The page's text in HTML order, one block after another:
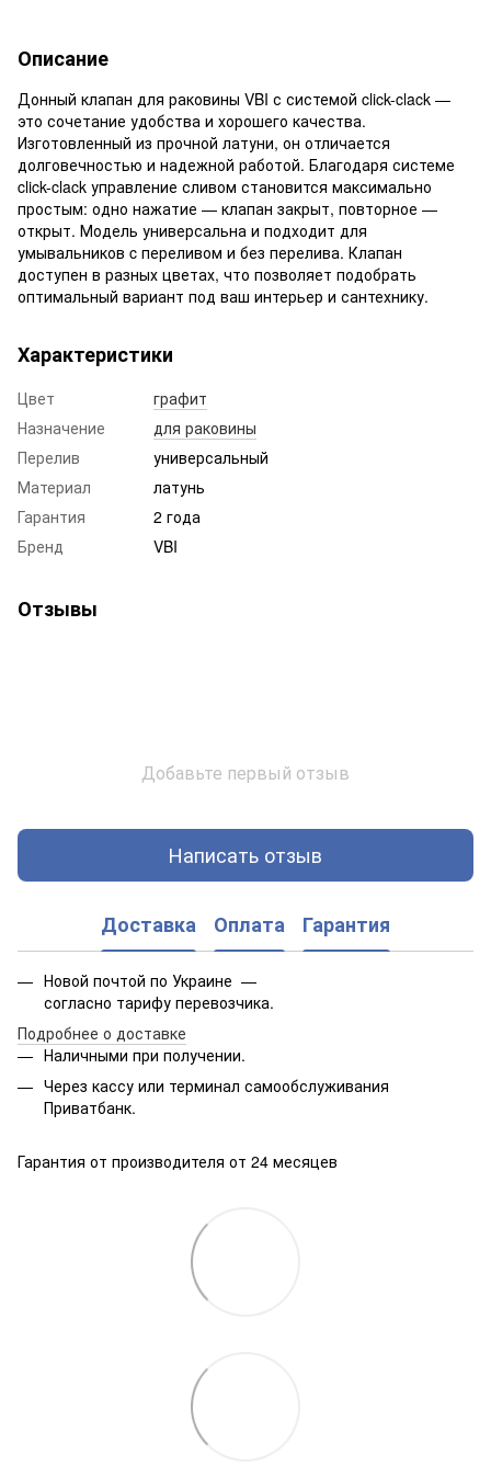
Описание
Донный клапан для раковины VBI с системой click-clack —
это сочетание удобства и хорошего качества.
Изготовленный из прочной латуни, он отличается
долговечностью и надежной работой. Благодаря системе
click-clack управление сливом становится максимально
простым: одно нажатие — клапан закрыт, повторное —
открыт. Модель универсальна и подходит для
умывальников c переливом и без перелива. Клапан
доступен в разных цветах, что позволяет подобрать
оптимальный вариант под ваш интерьер и сантехнику.
Характеристики
Цвет
графит
Назначение
для раковины
Перелив
универсальный
Материал
латунь
Гарантия
2 года
Бренд
VBI
Отзывы
Добавьте первый отзыв
Написать отзыв
Доставка Оплата Гарантия
Новой почтой по Украине —
согласно тарифу перевозчика.
Подробнее о доставке
Наличными при получении.
Через кассу или терминал самообслуживания
Приватбанк.
Гарантия от производителя от 24 месяцев